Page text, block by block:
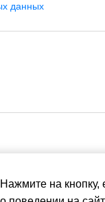
данных
минут
Нажмите на кнопку,